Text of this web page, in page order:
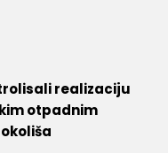
realizaciju
otpadnim